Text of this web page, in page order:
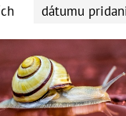
dátumu